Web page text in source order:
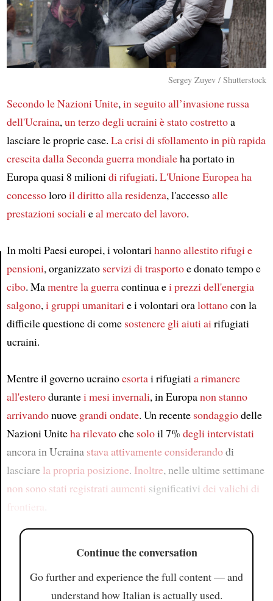
Article
Sergey Zuyev / Shutterstock
Secondole Nazioni Unite, in seguito all’invasione russa
dell'Ucraina, un terzo degli ucraini è stato costrettoa
lasciare le proprie case. La crisi di sfollamento in più rapida
crescitadalla Seconda guerra mondialeha portato in
Europa quasi 8 milioni di rifugiati. L'Unione Europeaha
concessoloroil diritto alla residenza, l'accessoalle
prestazioni sociali eal mercato del lavoro.
In molti Paesi europei, i volontari hanno allestitorifugi e
pensioni, organizzato servizi di trasportoe donato tempo e
cibo. Mamentrela guerracontinua ei prezzi dell'energia
salgono, i gruppi umanitari e i volontari oralottanocon la
difficile questione di come sostenere gli aiuti ai rifugiati
ucraini.
Mentre il governo ucrainoesortai rifugiati a rimanere
all'esterodurantei mesi invernali, in Europanon stanno
arrivandonuove grandi ondate. Un recente sondaggiodelle
Nazioni Uniteha rilevatoche soloil 7% degli intervistati
ancora in Ucraina stava attivamente considerandodi
lasciare la propria posizione. Inoltre, nelle ultime settimane
non sono stati registrati aumenti significativi dei valichi di
frontiera
Continue the conversation
Go further and experience the full content — and
understand how Italian is actually used.